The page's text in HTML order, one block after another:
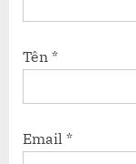
Tên *
Email *